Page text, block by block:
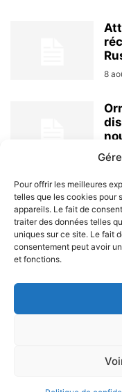
Pour offrir les meilleures
telles que les cookies pour
appareils. Le fait de
traiter des données telles
uniques sur ce site. Le fait
consentement peut avoir
et fonctions.
8
8